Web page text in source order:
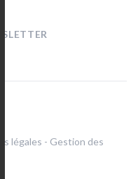
légales - Gestion des